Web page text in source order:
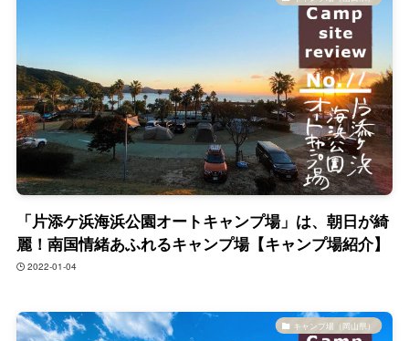
「片添ケ浜海浜公園オートキャンプ場」は、朝日が綺
麗！南国情緒あふれるキャンプ場【キャンプ場紹介】
2022-01-04
キャンプ場（岡山県）